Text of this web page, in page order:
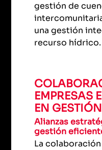
gestión de
una gestión
recurso hídrico.
EMPRESAS
EN
Alianzas
gestión
La